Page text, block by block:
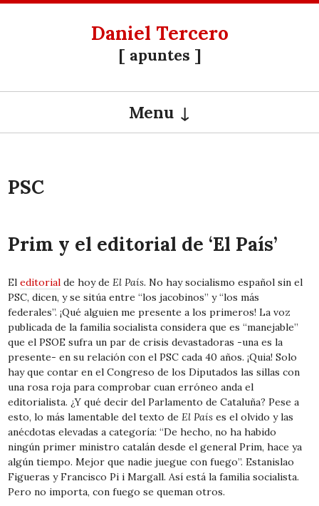
Daniel Tercero
[ apuntes ]
Menu
PSC
Prim y el editorial de ‘El País’
Eleditorial de hoy deEl País. No hay socialismo español sin el
PSC, dicen, y se sitúa entre “los jacobinos” y “los más
federales”. ¡Qué alguien me presente a los primeros! La voz
publicada de la familia socialista considera que es “manejable”
que el PSOE sufra un par de crisis devastadoras -una es la
presente- en su relación con el PSC cada 40 años. ¡Quia! Solo
hay que contar en el Congreso de los Diputados las sillas con
una rosa roja para comprobar cuan erróneo anda el
editorialista. ¿Y qué decir del Parlamento de Cataluña? Pese a
esto, lo más lamentable del texto deEl País es el olvido y las
anécdotas elevadas a categoría: “De hecho, no ha habido
ningún primer ministro catalán desde el general Prim, hace ya
algún tiempo. Mejor que nadie juegue con fuego”. Estanislao
Figueras y Francisco Pi i Margall. Así está la familia socialista.
Pero no importa, con fuego se queman otros.